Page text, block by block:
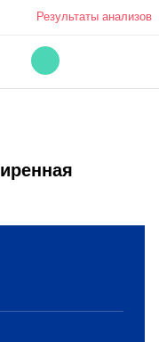
Результаты анализов